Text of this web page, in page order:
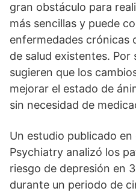
gran obstáculo para
más sencillas y puede
enfermedades crónicas
de salud existentes.
sugieren que los
mejorar el estado de
sin necesidad de
Un estudio publicado
Psychiatry analizó los
riesgo de depresión en
durante un periodo de